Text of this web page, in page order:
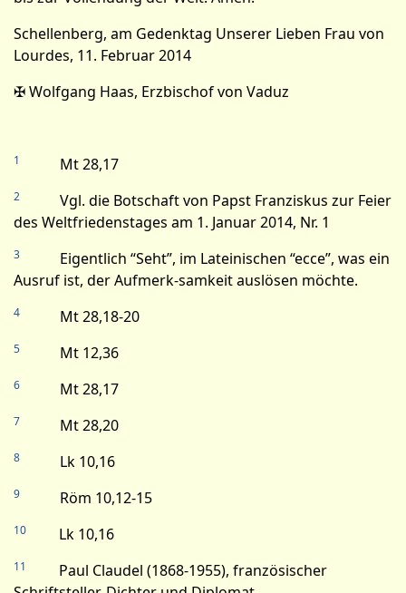
Schellenberg, am Gedenktag Unserer Lieben Frau von
Lourdes, 11. Februar 2014
✠ Wolfgang Haas, Erzbischof von Vaduz
1 Mt 28,17
2
Vgl. die Botschaft von Papst Franziskus zur Feier
des Weltfriedenstages am 1. Januar 2014, Nr. 1
3
Eigentlich “Seht”, im Lateinischen “ecce”, was ein
Ausruf ist, der Aufmerk-samkeit auslösen möchte.
4 Mt 28,18-20
5 Mt 12,36
6 Mt 28,17
7 Mt 28,20
8 Lk 10,16
9 Röm 10,12-15
10 Lk 10,16
11
Paul Claudel (1868-1955), französischer